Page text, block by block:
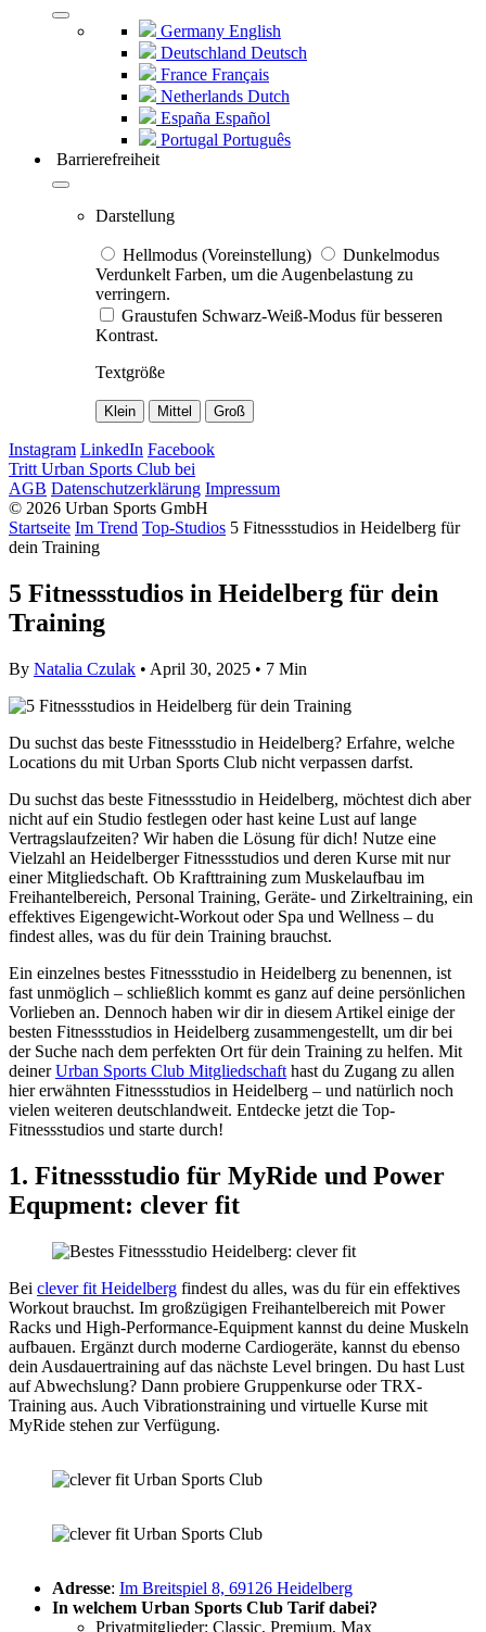
Germany English
Deutschland Deutsch
France Français
Netherlands Dutch
España Español
Portugal Português
Barrierefreiheit
Darstellung
Hellmodus (Voreinstellung)
Dunkelmodus
Verdunkelt Farben, um die Augenbelastung zu
verringern.
Graustufen Schwarz-Weiß-Modus für besseren
Kontrast.
Textgröße
Klein Mittel Groß
Instagram LinkedIn Facebook
Tritt Urban Sports Club bei
AGB Datenschutzerklärung Impressum
© 2026 Urban Sports GmbH
Startseite Im Trend Top-Studios 5 Fitnessstudios in Heidelberg für
dein Training
5 Fitnessstudios in Heidelberg für dein
Training
By Natalia Czulak • April 30, 2025 • 7 Min
Du suchst das beste Fitnessstudio in Heidelberg? Erfahre, welche
Locations du mit Urban Sports Club nicht verpassen darfst.
Du suchst das beste Fitnessstudio in Heidelberg, möchtest dich aber
nicht auf ein Studio festlegen oder hast keine Lust auf lange
Vertragslaufzeiten? Wir haben die Lösung für dich! Nutze eine
Vielzahl an Heidelberger Fitnessstudios und deren Kurse mit nur
einer Mitgliedschaft. Ob Krafttraining zum Muskelaufbau im
Freihantelbereich, Personal Training, Geräte- und Zirkeltraining, ein
effektives Eigengewicht-Workout oder Spa und Wellness – du
findest alles, was du für dein Training brauchst.
Ein einzelnes bestes Fitnessstudio in Heidelberg zu benennen, ist
fast unmöglich – schließlich kommt es ganz auf deine persönlichen
Vorlieben an. Dennoch haben wir dir in diesem Artikel einige der
besten Fitnessstudios in Heidelberg zusammengestellt, um dir bei
der Suche nach dem perfekten Ort für dein Training zu helfen. Mit
deinerUrban Sports Club Mitgliedschaft hast du Zugang zu allen
hier erwähnten Fitnessstudios in Heidelberg – und natürlich noch
vielen weiteren deutschlandweit. Entdecke jetzt die Top-
Fitnessstudios und starte durch!
1. Fitnessstudio für MyRide und Power
Equpment: clever fit
Bei clever fit Heidelberg findest du alles, was du für ein effektives
Workout brauchst. Im großzügigen Freihantelbereich mit Power
Racks und High-Performance-Equipment kannst du deine Muskeln
aufbauen. Ergänzt durch moderne Cardiogeräte, kannst du ebenso
dein Ausdauertraining auf das nächste Level bringen. Du hast Lust
auf Abwechslung? Dann probiere Gruppenkurse oder TRX-
Training aus. Auch Vibrationstraining und virtuelle Kurse mit
MyRide stehen zur Verfügung.
Adresse: Im Breitspiel 8, 69126 Heidelberg
In welchem Urban Sports Club Tarif dabei?
Privatmitglieder: Classic, Premium, Max